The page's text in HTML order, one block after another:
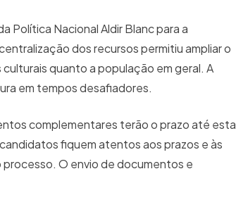
Política Nacional Aldir Blanc para a
dos recursos permitiu ampliar o
quanto a população em geral. A
em tempos desafiadores.
complementares terão o prazo até esta
fiquem atentos aos prazos e às
O envio de documentos e